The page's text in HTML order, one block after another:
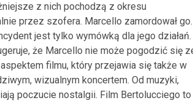
z nich pochodzą z okresu
przez szofera. Marcello zamordował go.
jest tylko wymówką dla jego działań.
że Marcello nie może pogodzić się
filmu, który przejawia się także w
wizualnym koncertem. Od muzyki,
poczucie nostalgii. Film Bertolucciego to